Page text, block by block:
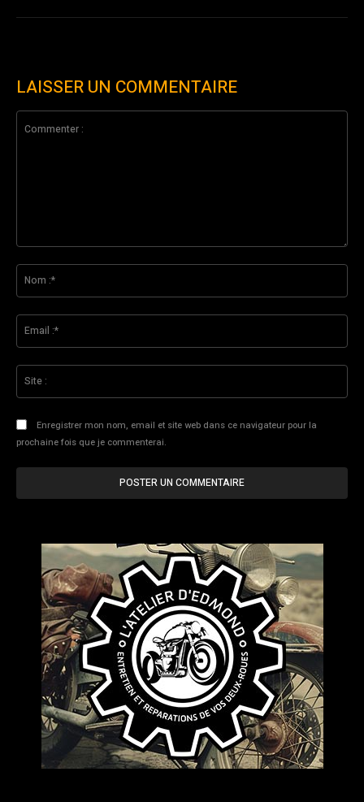
LAISSER UN COMMENTAIRE
Enregistrer mon nom, email et site web dans ce navigateur pour la
prochaine fois que je commenterai.